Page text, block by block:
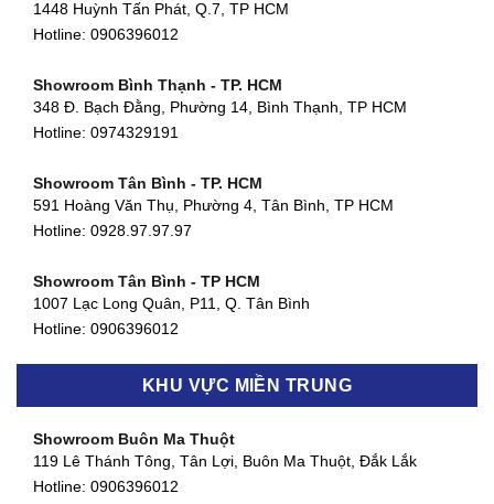
1448 Huỳnh Tấn Phát, Q.7, TP HCM
Hotline: 0906396012
Showroom Bình Thạnh - TP. HCM
348 Đ. Bạch Đằng, Phường 14, Bình Thạnh, TP HCM
Hotline: 0974329191
Showroom Tân Bình - TP. HCM
591 Hoàng Văn Thụ, Phường 4, Tân Bình, TP HCM
Hotline: 0928.97.97.97
Showroom Tân Bình - TP HCM
1007 Lạc Long Quân, P11, Q. Tân Bình
Hotline: 0906396012
Showroom Biên Hòa - Đồng Nai
Showroom Thuận An - Bình Dương
KHU VỰC MIỀN TRUNG
Showroom Buôn Ma Thuột
119 Lê Thánh Tông, Tân Lợi, Buôn Ma Thuột, Đắk Lắk
Hotline: 0906396012